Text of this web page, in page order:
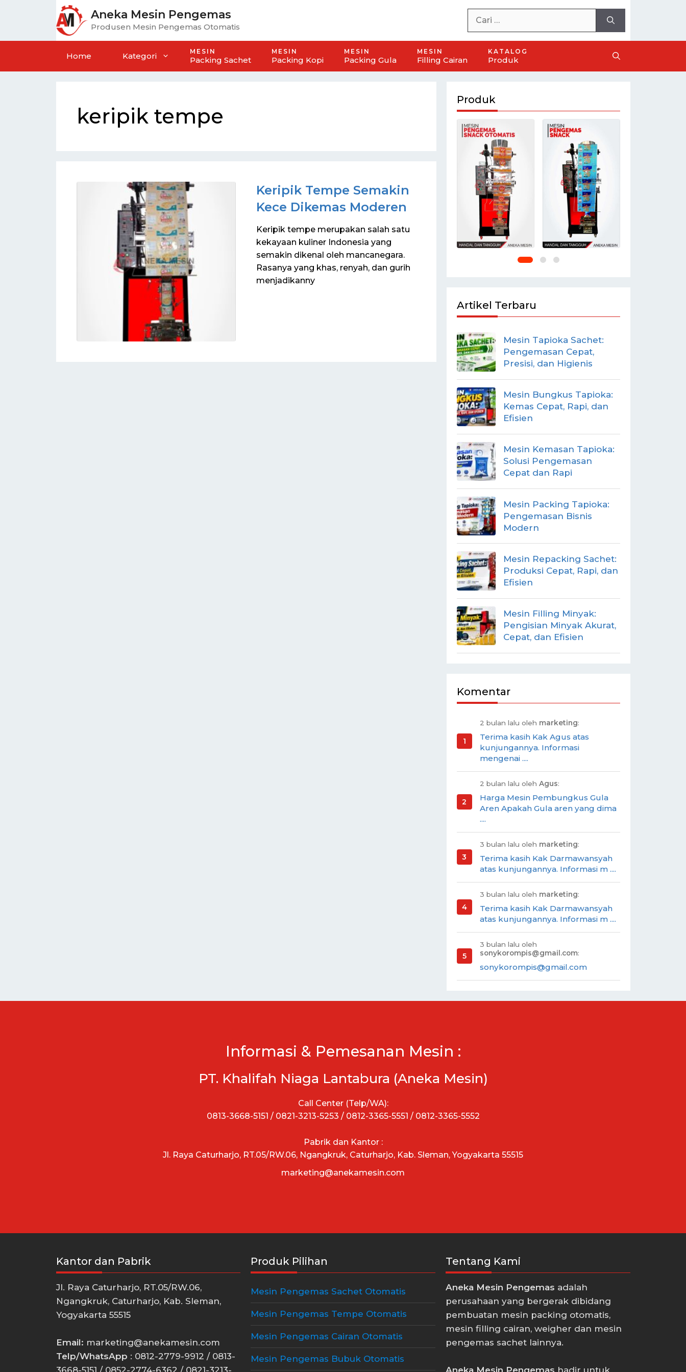
Aneka Mesin Pengemas
Produsen Mesin Pengemas Otomatis
Home Kategori MESIN
Packing Sachet
MESIN
Packing Kopi
MESIN
Packing Gula
MESIN
Filling Cairan
KATALOG
Produk
keripik tempe
Keripik Tempe Semakin
Kece Dikemas Moderen
Keripik tempe merupakan salah satu
kekayaan kuliner Indonesia yang
semakin dikenal oleh mancanegara.
Rasanya yang khas, renyah, dan gurih
menjadikanny
Produk
Artikel Terbaru
Mesin Tapioka Sachet:
Pengemasan Cepat,
Presisi, dan Higienis
Mesin Bungkus Tapioka:
Kemas Cepat, Rapi, dan
Efisien
Mesin Kemasan Tapioka:
Solusi Pengemasan
Cepat dan Rapi
Mesin Packing Tapioka:
Pengemasan Bisnis
Modern
Mesin Repacking Sachet:
Produksi Cepat, Rapi, dan
Efisien
Mesin Filling Minyak:
Pengisian Minyak Akurat,
Cepat, dan Efisien
Komentar
2 bulan lalu oleh marketing:
Terima kasih Kak Agus atas
kunjungannya. Informasi
mengenai ....
2 bulan lalu oleh Agus:
Harga Mesin Pembungkus Gula
Aren Apakah Gula aren yang dima
....
3 bulan lalu oleh marketing:
Terima kasih Kak Darmawansyah
atas kunjungannya. Informasi m ....
3 bulan lalu oleh marketing:
Terima kasih Kak Darmawansyah
atas kunjungannya. Informasi m ....
3 bulan lalu oleh
sonykorompis@gmail.com:
sonykorompis@gmail.com
Informasi & Pemesanan Mesin :
PT. Khalifah Niaga Lantabura (Aneka Mesin)
Call Center (Telp/WA):
0813-3668-5151 / 0821-3213-5253 / 0812-3365-5551 / 0812-3365-5552
Pabrik dan Kantor :
Jl. Raya Caturharjo, RT.05/RW.06, Ngangkruk, Caturharjo, Kab. Sleman, Yogyakarta 55515
marketing@anekamesin.com
Kantor dan Pabrik
Jl. Raya Caturharjo, RT.05/RW.06,
Ngangkruk, Caturharjo, Kab. Sleman,
Yogyakarta 55515
Email: marketing@anekamesin.com
Telp/WhatsApp : 0812-2779-9912 / 0813-
Produk Pilihan
Mesin Pengemas Sachet Otomatis
Mesin Pengemas Tempe Otomatis
Mesin Pengemas Cairan Otomatis
Mesin Pengemas Bubuk Otomatis
Tentang Kami
Aneka Mesin Pengemas adalah
perusahaan yang bergerak dibidang
pembuatan mesin packing otomatis,
mesin filling cairan, weigher dan mesin
pengemas sachet lainnya.